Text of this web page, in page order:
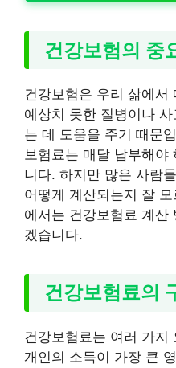
건강보험의 중
건강보험은 우리 삶에서
예상치 못한 질병이나
는 데 도움을 주기 때문
보험료는 매달 납부해야
니다. 하지만 많은 사람
어떻게 계산되는지 잘
에서는 건강보험료 계산
겠습니다.
건강보험료의
건강보험료는 여러 가지
개인의 소득이 가장 큰